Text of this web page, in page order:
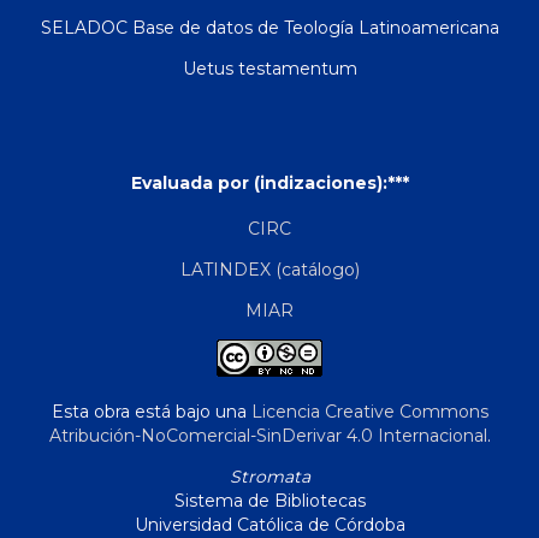
SELADOC Base de datos de Teología Latinoamericana
Uetus testamentum
Evaluada por (indizaciones):***
CIRC
LATINDEX (catálogo)
MIAR
Esta obra está bajo una Licencia Creative Commons
Atribución-NoComercial-SinDerivar 4.0 Internacional.
Stromata
Sistema de Bibliotecas
Universidad Católica de Córdoba